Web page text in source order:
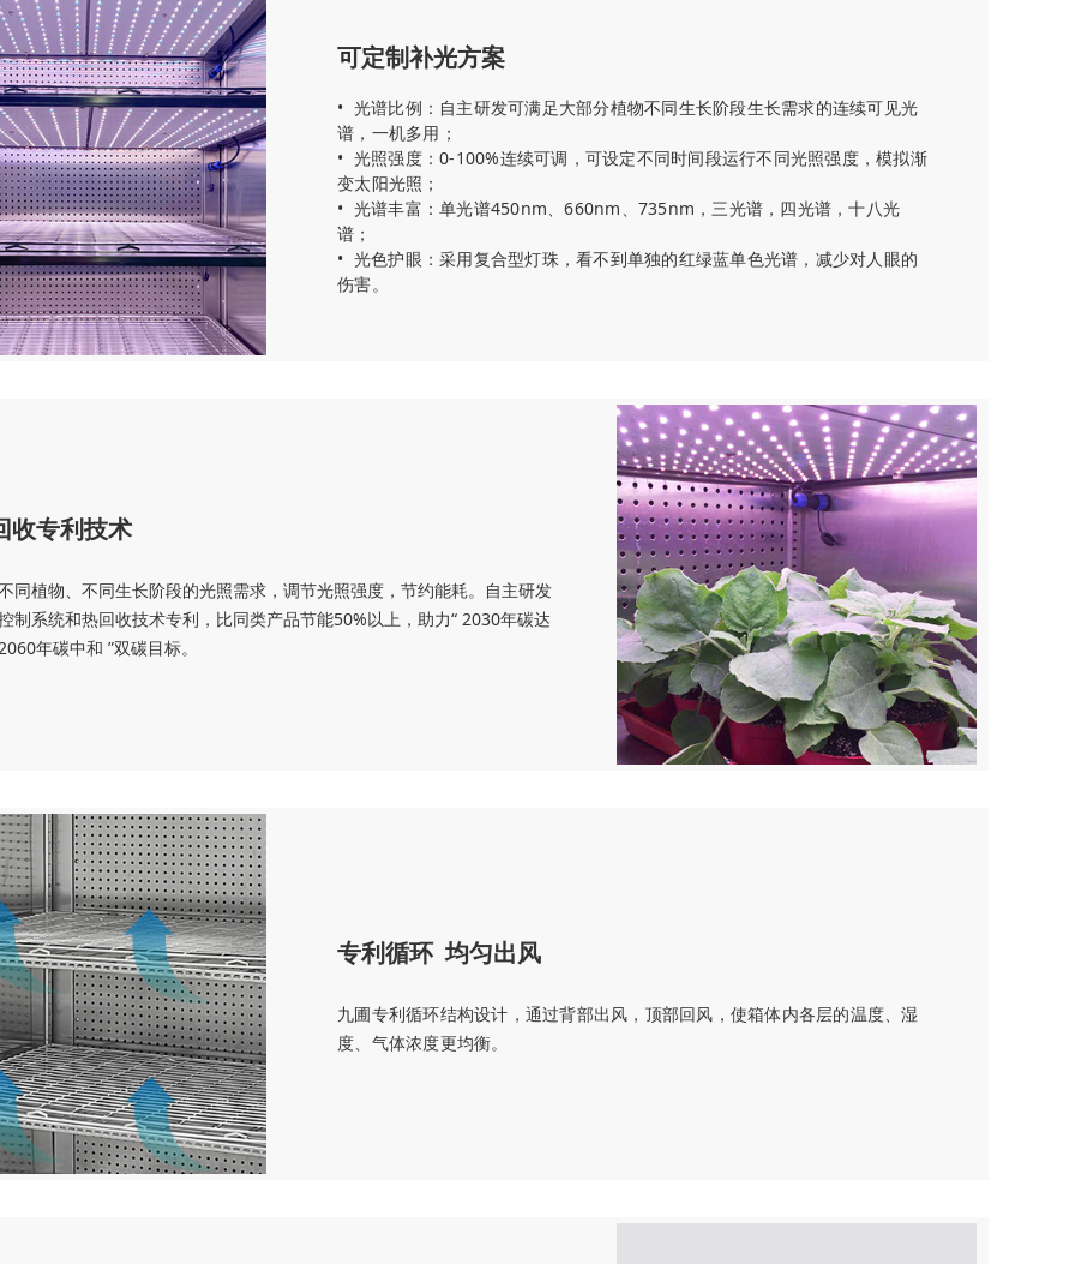
可定制补光方案
• 光谱比例：自主研发可满足大部分植物不同生长阶段生长需求的连续可见光
谱，一机多用；
• 光照强度：0-100%连续可调，可设定不同时间段运行不同光照强度，模拟渐
变太阳光照；
• 光谱丰富：单光谱450nm、660nm、735nm，三光谱，四光谱，十八光
谱；
• 光色护眼：采用复合型灯珠，看不到单独的红绿蓝单色光谱，减少对人眼的
伤害。
收专利技术
同植物、不同生长阶段的光照需求，调节光照强度，节约能耗。自主研发
制系统和热回收技术专利，比同类产品节能50%以上，助力“ 2030年碳达
年碳中和 ”双碳目标。
专利循环 均匀出风
九圃专利循环结构设计，通过背部出风，顶部回风，使箱体内各层的温度、湿
度、气体浓度更均衡。